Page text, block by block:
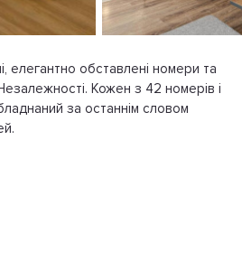
елегантно обставлені номери та
Кожен з 42 номерів і
за останнім словом